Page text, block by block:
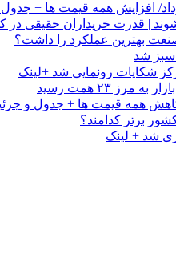
سبز شد
شکایات رونمایی شد +لینک
۲۳ همت رسید
شد + لینک